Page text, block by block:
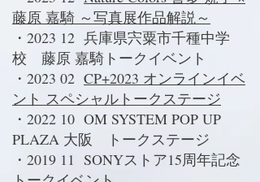
藤原 嘉騎 ～写真展作品解説～
・2023 12 兵庫県宍粟市千種中学
校 藤原 嘉騎トークイベント
・2023 02 CP+2023 オンラインイベ
ント スペシャルトークステージ
・2022 10 OM SYSTEM POP UP
PLAZA 大阪 トークステージ
・2019 11 SONYストア15周年記念